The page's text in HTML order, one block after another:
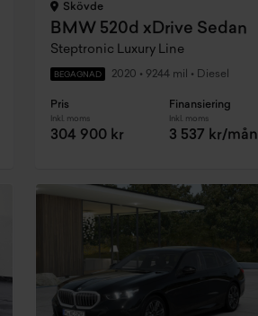
Skövde
BMW 520d xDrive Sedan
Steptronic Luxury Line
BEGAGNAD 2020 • 9244 mil • Diesel
Pris
Inkl. moms
304 900 kr
Finansiering
Inkl. moms
3 537 kr/mån